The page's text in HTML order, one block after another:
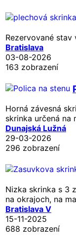
Rezervované stav
Bratislava
03-08-2026
163 zobrazení
Horná závesná
skrinka určená na
Dunajská Lužná
29-03-2026
296 zobrazení
Nizka skrinka s 3
na okrajoch, na
Bratislava V
15-11-2025
688 zobrazení